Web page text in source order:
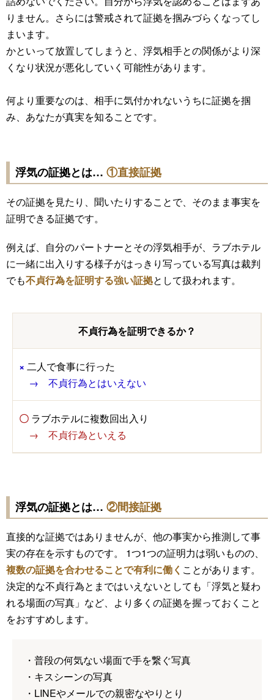
りません。さらには警戒されて証拠を掴みづらくなってし
まいます。
かといって放置してしまうと、浮気相手との関係がより深
くなり状況が悪化していく可能性があります。
何より重要なのは、相手に気付かれないうちに証拠を掴
み、あなたが真実を知ることです。
浮気の証拠とは… ①直接証拠
その証拠を見たり、聞いたりすることで、そのまま事実を
証明できる証拠です。
例えば、自分のパートナーとその浮気相手が、ラブホテル
に一緒に出入りする様子がはっきり写っている写真は裁判
でも不貞行為を証明する強い証拠として扱われます。
不貞行為を証明できるか？
× 二人で食事に行った
→ 不貞行為とはいえない
〇 ラブホテルに複数回出入り
→ 不貞行為といえる
浮気の証拠とは… ②間接証拠
直接的な証拠ではありませんが、他の事実から推測して事
実の存在を示すものです。 1つ1つの証明力は弱いものの、
複数の証拠を合わせることで有利に働く ことがあります。
決定的な不貞行為とまではいえないとしても「浮気と疑わ
れる場面の写真」など、より多くの証拠を握っておくこと
をおすすめします。
・普段の何気ない場面で手を繋ぐ写真
・キスシーンの写真
・LINEやメールでの親密なやりとり